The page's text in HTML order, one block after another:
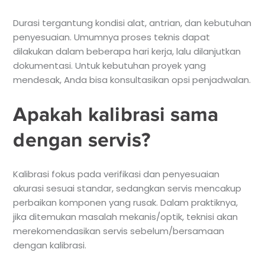
Durasi tergantung kondisi alat, antrian, dan kebutuhan
penyesuaian. Umumnya proses teknis dapat
dilakukan dalam beberapa hari kerja, lalu dilanjutkan
dokumentasi. Untuk kebutuhan proyek yang
mendesak, Anda bisa konsultasikan opsi penjadwalan.
Apakah kalibrasi sama
dengan servis?
Kalibrasi fokus pada verifikasi dan penyesuaian
akurasi sesuai standar, sedangkan servis mencakup
perbaikan komponen yang rusak. Dalam praktiknya,
jika ditemukan masalah mekanis/optik, teknisi akan
merekomendasikan servis sebelum/bersamaan
dengan kalibrasi.